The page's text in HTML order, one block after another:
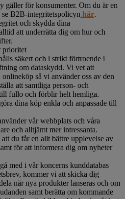
gäller för konsumenter. Om du är en
B2B-integritetspolicyn här.
och skydda dina
att underrätta dig om hur och
prioritet
säkert och i strikt förtroende i
om dataskydd. Vi vet att
så vi använder oss av den
att samtliga person- och
fullo och förblir helt hemliga.
dina köp enkla och anpassade till
vår webbplats och våra
och alltjämt mer intressanta.
du får en allt bättre upplevelse av
för att informera dig om nyheter
med i vår koncerns kunddatabas
kommer vi att skicka dig
när nya produkter lanseras och om
samt berätta om kommande